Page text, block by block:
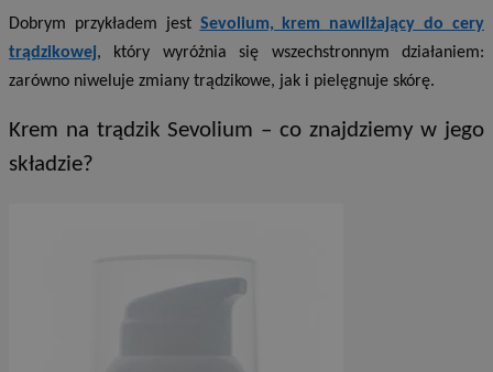
Dobrym przykładem jest Sevolium, krem nawilżający do cery
trądzikowej, który wyróżnia się wszechstronnym działaniem:
zarówno niweluje zmiany trądzikowe, jak i pielęgnuje skórę.
Krem na trądzik Sevolium – co znajdziemy w jego
składzie?